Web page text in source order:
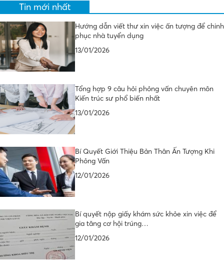
Tin mới nhất
Hướng dẫn viết thư xin việc ấn tượng để chinh
phục nhà tuyển dụng
13/01/2026
Tổng hợp 9 câu hỏi phỏng vấn chuyên môn
Kiến trúc sư phổ biến nhất
13/01/2026
Bí Quyết Giới Thiệu Bản Thân Ấn Tượng Khi
Phỏng Vấn
12/01/2026
Bí quyết nộp giấy khám sức khỏe xin việc để
gia tăng cơ hội trúng…
12/01/2026